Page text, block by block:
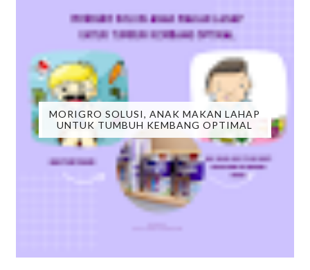
MORIGRO SOLUSI, ANAK MAKAN LAHAP
UNTUK TUMBUH KEMBANG OPTIMAL